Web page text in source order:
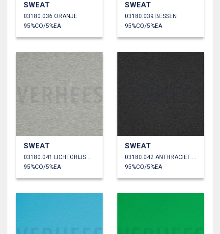
SWEAT
03180.036 ORANJE
95%CO/5%EA
SWEAT
03180.039 BESSEN
95%CO/5%EA
SWEAT
03180.041 LICHTGRIJS GEMÊLEERD
95%CO/5%EA
SWEAT
03180.042 ANTHRACIET GEMÊLEERD
95%CO/5%EA